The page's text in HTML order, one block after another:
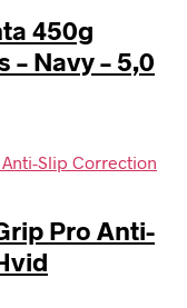
450g
Navy – 5,0
Pro Anti-